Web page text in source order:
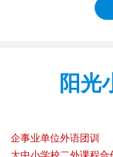
阳光
企事业单位外语团训